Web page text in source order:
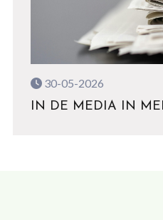
30-05-2026
IN DE MEDIA IN MEI